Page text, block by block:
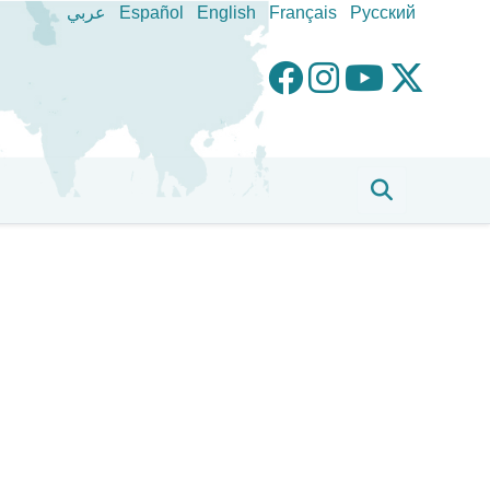
عربي Español English Français Pусский